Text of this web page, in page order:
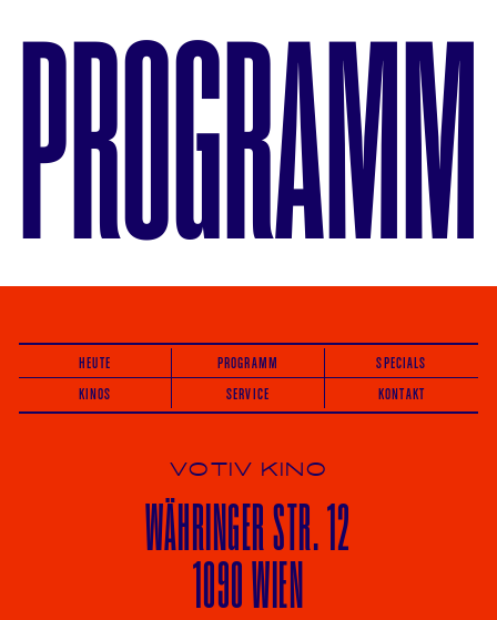
PROGRAMM
HEUTE PROGRAMM
SPECIALS
KINOS
SERVICE KONTAKT
VOTIV KINO
WÄHRINGERSTR. 12
1090 WIEN